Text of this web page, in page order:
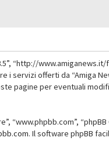
“http://
servizi offerti da “Amiga
pagine per eventuali
“www.phpbb.com”,
. Il software phpBB